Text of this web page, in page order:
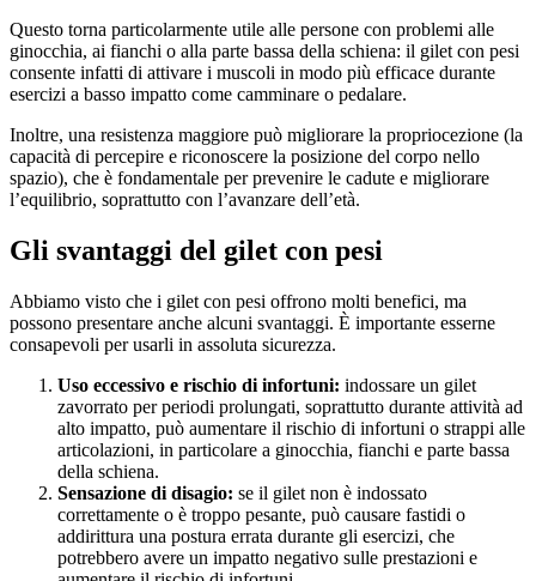
Questo torna particolarmente utile alle persone con problemi alle
ginocchia, ai fianchi o alla parte bassa della schiena: il gilet con pesi
consente infatti di attivare i muscoli in modo più efficace durante
esercizi a basso impatto come camminare o pedalare.
Inoltre, una resistenza maggiore può migliorare la propriocezione (la
capacità di percepire e riconoscere la posizione del corpo nello
spazio), che è fondamentale per prevenire le cadute e migliorare
l’equilibrio, soprattutto con l’avanzare dell’età.
Gli svantaggi del gilet con pesi
Abbiamo visto che i gilet con pesi offrono molti benefici, ma
possono presentare anche alcuni svantaggi. È importante esserne
consapevoli per usarli in assoluta sicurezza.
Uso eccessivo e rischio di infortuni: indossare un gilet
zavorrato per periodi prolungati, soprattutto durante attività ad
alto impatto, può aumentare il rischio di infortuni o strappi alle
articolazioni, in particolare a ginocchia, fianchi e parte bassa
della schiena.
Sensazione di disagio: se il gilet non è indossato
correttamente o è troppo pesante, può causare fastidi o
addirittura una postura errata durante gli esercizi, che
potrebbero avere un impatto negativo sulle prestazioni e